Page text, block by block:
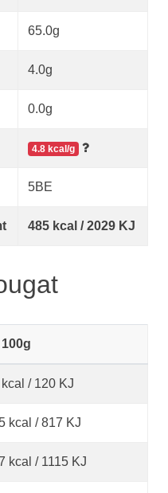
65.0g
4.0g
0.0g
4.8 kcal/g
5BE
485 kcal / 2029 KJ
/ 120 KJ
kcal / 817 KJ
kcal / 1115 KJ